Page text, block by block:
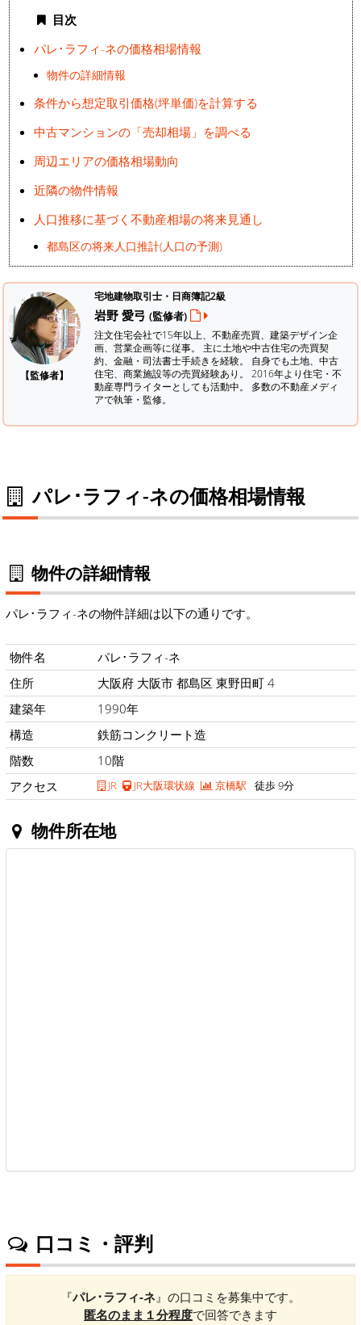
目次
パレ･ラフィ-ネの価格相場情報
物件の詳細情報
条件から想定取引価格(坪単価)を計算する
中古マンションの「売却相場」を調べる
周辺エリアの価格相場動向
近隣の物件情報
人口推移に基づく不動産相場の将来見通し
都島区の将来人口推計(人口の予測)
【監修者】
宅地建物取引士・日商簿記2級
岩野 愛弓 (監修者)
注文住宅会社で15年以上、不動産売買、建築デザイン企
画、営業企画等に従事。 主に土地や中古住宅の売買契
約、金融・司法書士手続きを経験。 自身でも土地、中古
住宅、商業施設等の売買経験あり。 2016年より住宅・不
動産専門ライターとしても活動中。 多数の不動産メディ
アで執筆・監修。
パレ･ラフィ-ネの価格相場情報
物件の詳細情報
パレ･ラフィ-ネの物件詳細は以下の通りです。
物件名
パレ･ラフィ-ネ
住所
大阪府 大阪市 都島区 東野田町 4
建築年
1990年
構造
鉄筋コンクリート造
階数
10階
アクセス
JR JR大阪環状線 京橋駅 徒歩 9分
物件所在地
口コミ・評判
『パレ･ラフィ-ネ』の口コミを募集中です。
匿名のまま１分程度で回答できます